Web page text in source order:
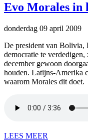
Evo Morales in
donderdag 09 april 2009
De president van Bolivia,
democratie te
december gewoon
houden. Latijns-Amerika
waarom Morales dit doet.
LEES MEER